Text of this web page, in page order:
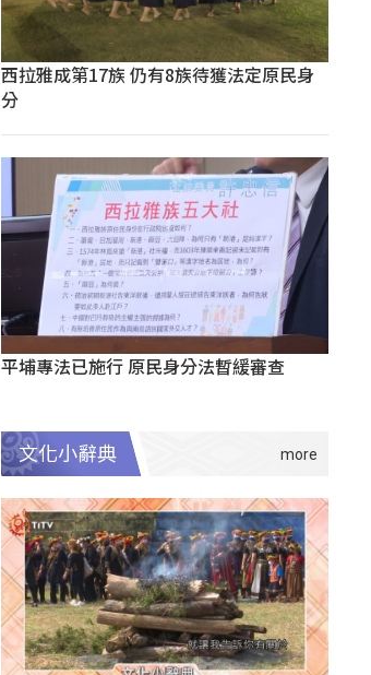
西拉雅成第17族 仍有8族待獲法定原民身
分
平埔專法已施行 原民身分法暫緩審查
文化小辭典